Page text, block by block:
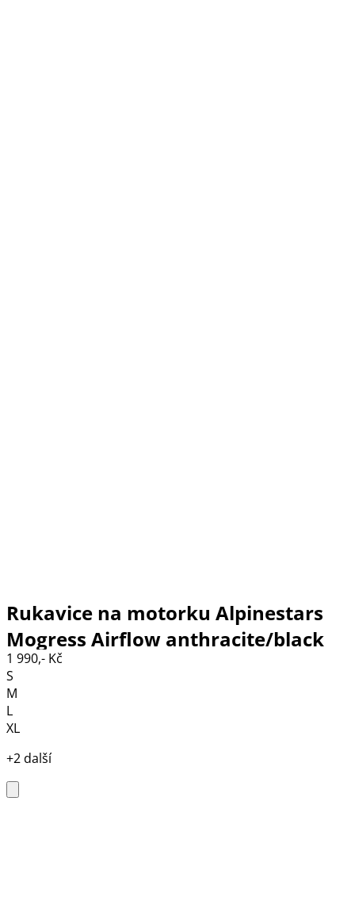
Rukavice na motorku Alpinestars
Mogress Airflow anthracite/black
1 990,- Kč
S
M
L
XL
+2 další